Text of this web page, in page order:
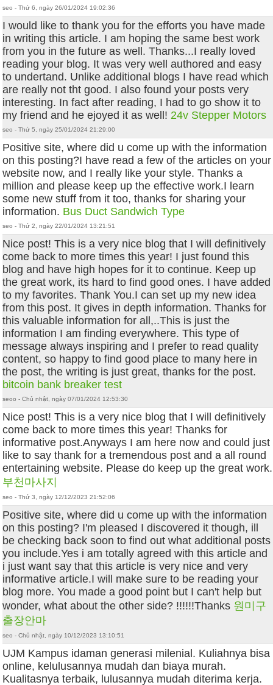
seo - Thứ 6, ngày 26/01/2024 19:02:36
I would like to thank you for the efforts you have made
in writing this article. I am hoping the same best work
from you in the future as well. Thanks...I really loved
reading your blog. It was very well authored and easy
to undertand. Unlike additional blogs I have read which
are really not tht good. I also found your posts very
interesting. In fact after reading, I had to go show it to
my friend and he ejoyed it as well! 24v Stepper Motors
seo - Thứ 5, ngày 25/01/2024 21:29:00
Positive site, where did u come up with the information
on this posting?I have read a few of the articles on your
website now, and I really like your style. Thanks a
million and please keep up the effective work.I learn
some new stuff from it too, thanks for sharing your
information. Bus Duct Sandwich Type
seo - Thứ 2, ngày 22/01/2024 13:21:51
Nice post! This is a very nice blog that I will definitively
come back to more times this year! I just found this
blog and have high hopes for it to continue. Keep up
the great work, its hard to find good ones. I have added
to my favorites. Thank You.I can set up my new idea
from this post. It gives in depth information. Thanks for
this valuable information for all,..This is just the
information I am finding everywhere. This type of
message always inspiring and I prefer to read quality
content, so happy to find good place to many here in
the post, the writing is just great, thanks for the post.
bitcoin bank breaker test
seoo - Chủ nhật, ngày 07/01/2024 12:53:30
Nice post! This is a very nice blog that I will definitively
come back to more times this year! Thanks for
informative post.Anyways I am here now and could just
like to say thank for a tremendous post and a all round
entertaining website. Please do keep up the great work.
부천마사지
seo - Thứ 3, ngày 12/12/2023 21:52:06
Positive site, where did u come up with the information
on this posting? I'm pleased I discovered it though, ill
be checking back soon to find out what additional posts
you include.Yes i am totally agreed with this article and
i just want say that this article is very nice and very
informative article.I will make sure to be reading your
blog more. You made a good point but I can't help but
wonder, what about the other side? !!!!!!Thanks 원미구
출장안마
seo - Chủ nhật, ngày 10/12/2023 13:10:51
UJM Kampus idaman generasi milenial. Kuliahnya bisa
online, kelulusannya mudah dan biaya murah.
Kualitasnya terbaik, lulusannya mudah diterima kerja.